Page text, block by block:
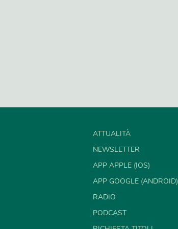
ATTUALITÀ
NEWSLETTER
APP APPLE (IOS)
APP GOOGLE (ANDROID)
RADIO
PODCAST